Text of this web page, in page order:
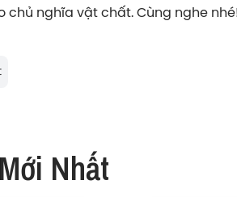
chủ nghĩa vật chất. Cùng nghe
Nhất